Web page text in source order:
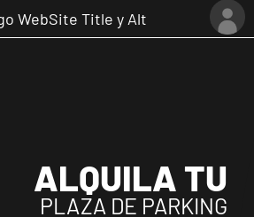
ALQUILA TU
PLAZA DE PARKING